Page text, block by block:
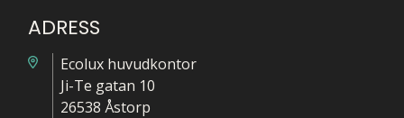
ADRESS
Ecolux huvudkontor
Ji-Te gatan 10
26538 Åstorp